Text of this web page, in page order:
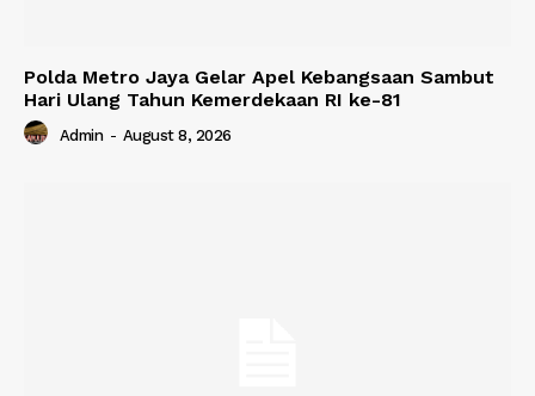
Polda Metro Jaya Gelar Apel Kebangsaan Sambut
Hari Ulang Tahun Kemerdekaan RI ke-81
Admin - August 8, 2026